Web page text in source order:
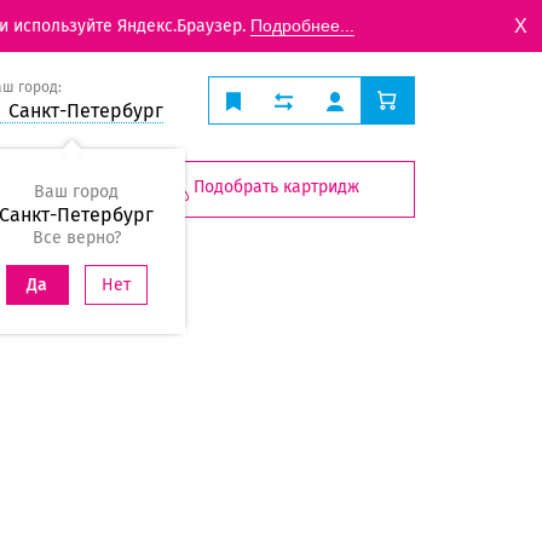
Яндекс.Браузер. Подробнее... X
город:
Санкт-Петербург
Ваш город
Санкт-Петербург
Все верно?
Да Нет
Подобрать картридж